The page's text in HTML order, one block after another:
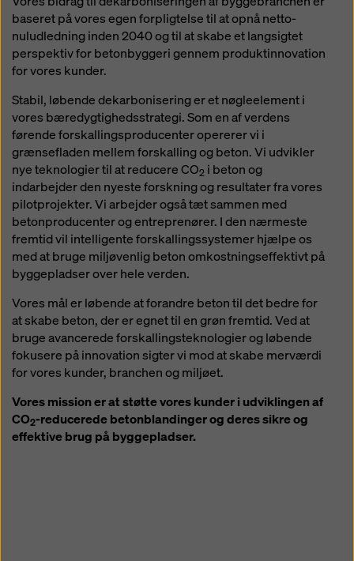
ved lave temperaturer. Som følge heraf
skal forskallingsmaterialet forblive på
byggepladsen i længere tid, hvilket
øger omkostningerne og
baseret på vores egen forpligtelse til at opnå netto-
nuludledning inden 2040 og til at skabe et langsigtet
perspektiv for betonbyggeri gennem produktinnovation
for vores kunder.
Stabil, løbende dekarbonisering er et nøgleelement i
vores bæredygtighedsstrategi. Som en af verdens
førende forskallingsproducenter opererer vi i
grænsefladen mellem forskalling og beton. Vi udvikler
nye teknologier til at reducere CO2 i beton og
indarbejder den nyeste forskning og resultater fra vores
pilotprojekter. Vi arbejder også tæt sammen med
betonproducenter og entreprenører. I den nærmeste
fremtid vil intelligente forskallingssystemer hjælpe os
med at bruge miljøvenlig beton omkostningseffektivt på
byggepladser over hele verden.
Vores mål er løbende at forandre beton til det bedre for
at skabe beton, der er egnet til en grøn fremtid. Ved at
bruge avancerede forskallingsteknologier og løbende
fokusere på innovation sigter vi mod at skabe merværdi
for vores kunder, branchen og miljøet.
Vores mission er at støtte vores kunder i udviklingen af
CO2-reducerede betonblandinger og deres sikre og
effektive brug på byggepladser.